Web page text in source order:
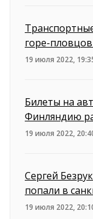
горе-
19 июля 2022,
Билеты на
Финляндию
19 июля 2022,
Сергей
попали в
19 июля 2022,